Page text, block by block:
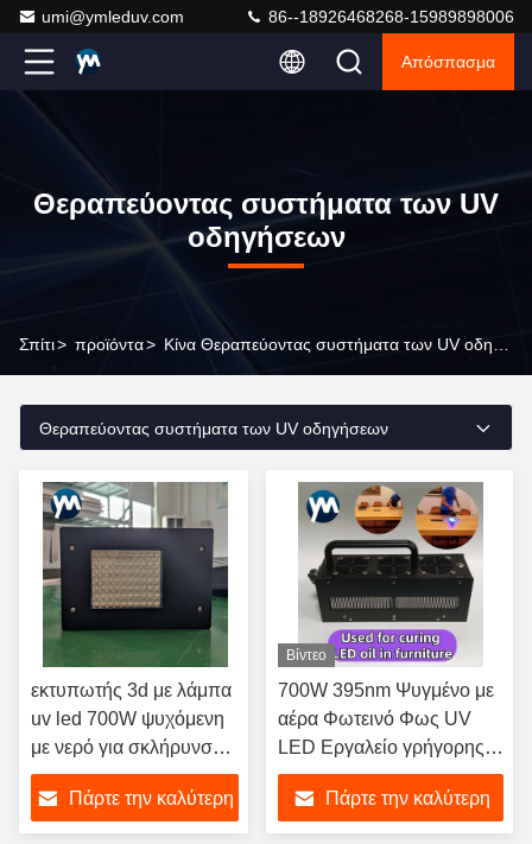
umi@ymleduv.com 86--18926468268-15989898006
Απόσπασμα
Θεραπεύοντας συστήματα των UV
οδηγήσεων
Σπίτι> προϊόντα>
Θεραπεύοντας συστήματα των UV οδηγήσεων
εκτυπωτής 3d με λάμπα
uv led 700W ψυχόμενη
με νερό για σκλήρυνση
uv
Πάρτε την καλύτερη
Βίντεο
700W 395nm Ψυγμένο με
αέρα Φωτεινό Φως UV
LED Εργαλείο γρήγορης
ξήρανσης για έπιπλα
Πίνακα βάσης ξύλου
Παλτό Πίνακα εκτύπωσης
Πάρτε την καλύτερη